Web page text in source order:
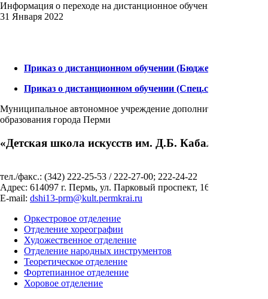
Информация о переходе на дистанционное обучение
31 Января 2022
Приказ о дистанционном обучении (Бюджет)
Приказ о дистанционном обучении (Спец.счет)
Муниципальное автономное учреждение дополнительного
образования города Перми
«Детская школа искусств им. Д.Б. Кабалевского»
тел./факс.: (342) 222-25-53 / 222-27-00; 222-24-22
Адрес: 614097 г. Пермь, ул. Парковый проспект, 16
E-mail: dshi13-prm@kult.permkrai.ru
Оркестровое отделение
Отделение хореографии
Художественное отделение
Отделение народных инструментов
Теоретическое отделение
Фортепианное отделение
Хоровое отделение